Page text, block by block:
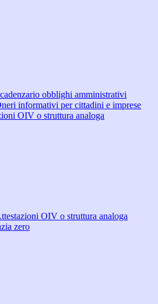
obblighi amministrativi
informativi per cittadini e imprese
OIV o struttura analoga
OIV o struttura analoga
zero